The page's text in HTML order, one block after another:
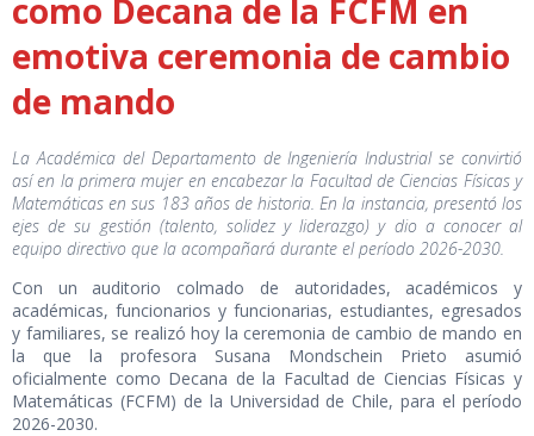
como Decana de la FCFM en
emotiva ceremonia de cambio
de mando
La Académica del Departamento de Ingeniería Industrial se convirtió
así en la primera mujer en encabezar la Facultad de Ciencias Físicas y
Matemáticas en sus 183 años de historia. En la instancia, presentó los
ejes de su gestión (talento, solidez y liderazgo) y dio a conocer al
equipo directivo que la acompañará durante el período 2026-2030.
Con un auditorio colmado de autoridades, académicos y
académicas, funcionarios y funcionarias, estudiantes, egresados
y familiares, se realizó hoy la ceremonia de cambio de mando en
la que la profesora Susana Mondschein Prieto asumió
oficialmente como Decana de la Facultad de Ciencias Físicas y
Matemáticas (FCFM) de la Universidad de Chile, para el período
2026-2030.